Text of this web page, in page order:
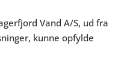
Vand A/S, ud fra
kunne opfylde